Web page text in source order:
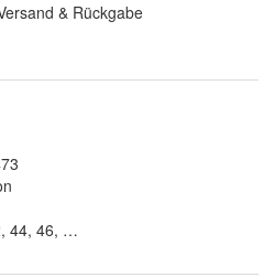
& Rückgabe